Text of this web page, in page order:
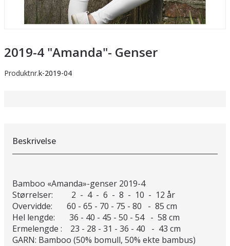
2019-4 "Amanda"- Genser
Produktnr.k-2019-04
Beskrivelse
Bamboo «Amanda»-genser 2019-4
Størrelser: 2 - 4 - 6 - 8 - 10 - 12 år
Overvidde: 60 - 65 - 70 - 75 - 80 - 85 cm
Hel lengde: 36 - 40 - 45 - 50 - 54 - 58 cm
Ermelengde : 23 - 28 - 31 - 36 - 40 - 43 cm
GARN: Bamboo (50% bomull, 50% ekte bambus)